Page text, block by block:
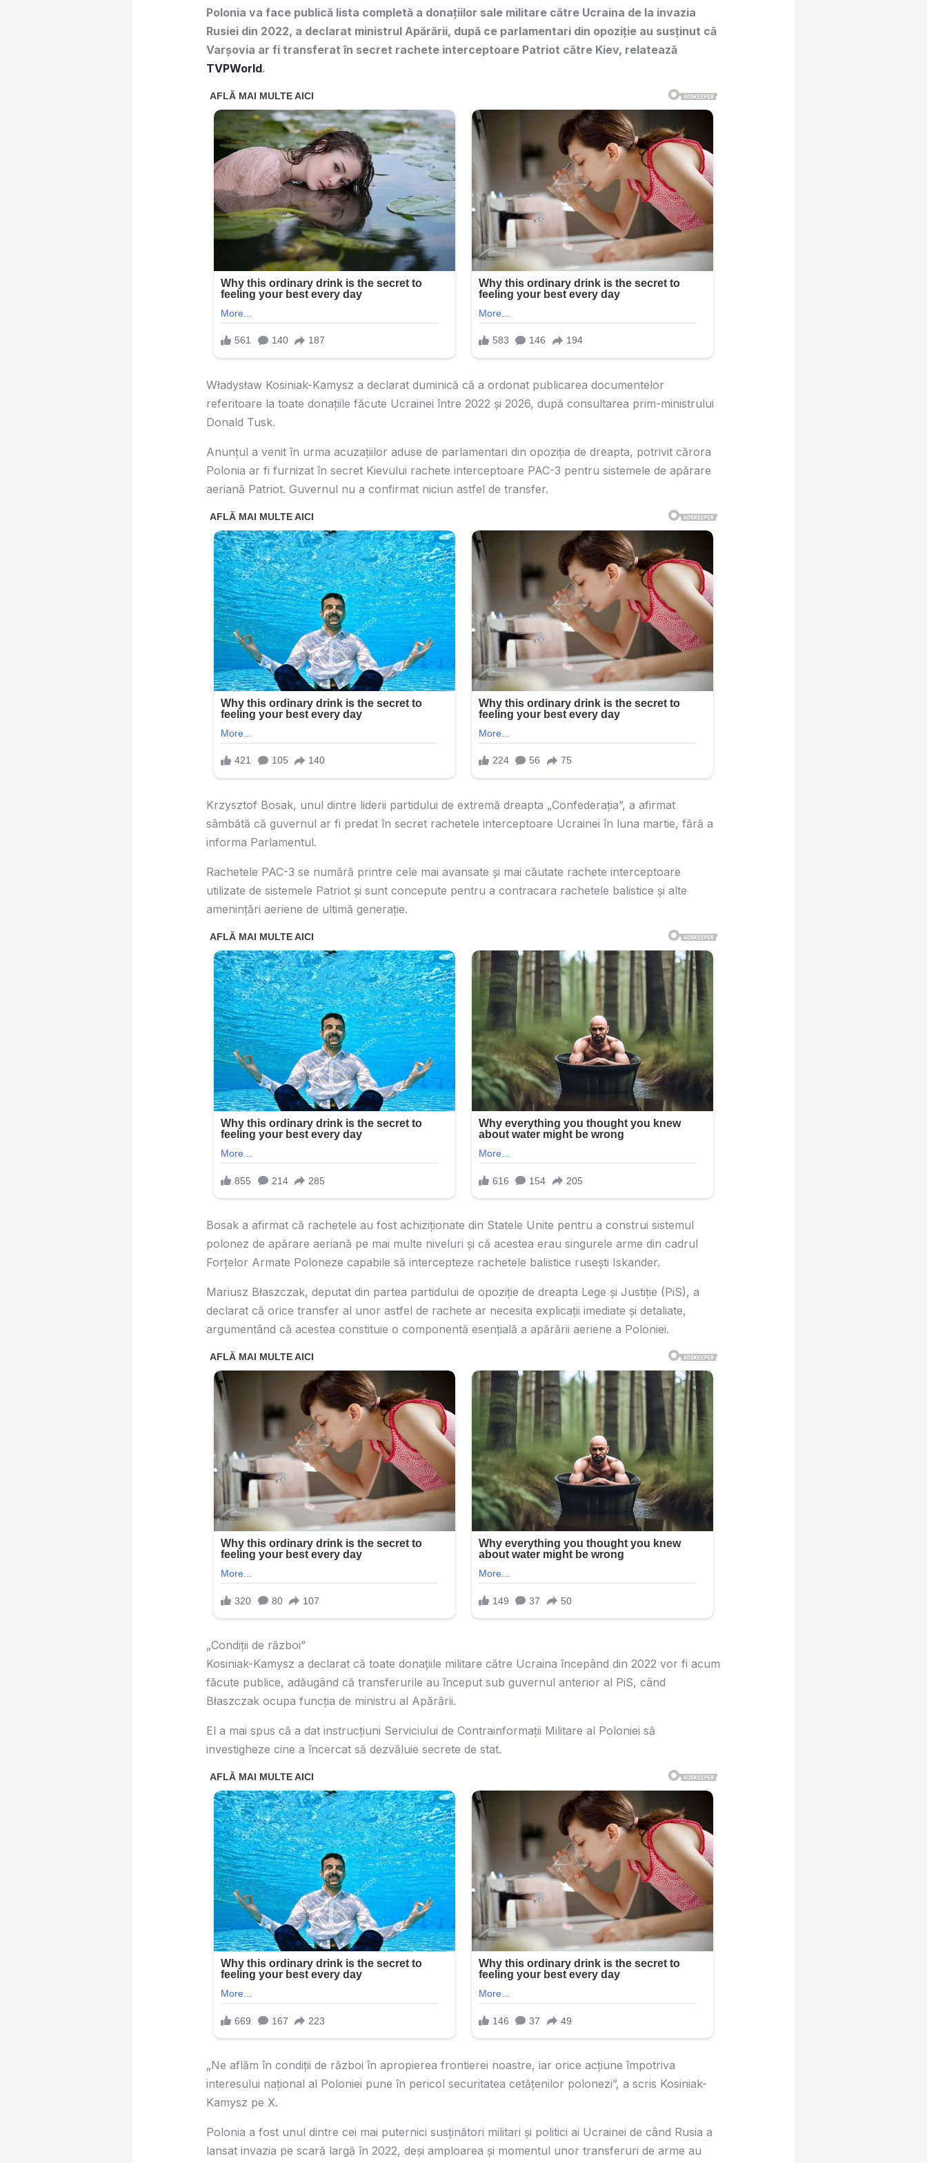
Polonia va face publică lista completă a donațiilor sale militare către Ucraina de la invazia
Rusiei din 2022, a declarat ministrul Apărării, după ce parlamentari din opoziție au susținut că
Varșovia ar fi transferat în secret rachete interceptoare Patriot către Kiev, relatează
TVPWorld.
Władysław Kosiniak-Kamysz a declarat duminică că a ordonat publicarea documentelor
referitoare la toate donațiile făcute Ucrainei între 2022 și 2026, după consultarea prim-ministrului
Donald Tusk.
Anunțul a venit în urma acuzațiilor aduse de parlamentari din opoziția de dreapta, potrivit cărora
Polonia ar fi furnizat în secret Kievului rachete interceptoare PAC-3 pentru sistemele de apărare
aeriană Patriot. Guvernul nu a confirmat niciun astfel de transfer.
Krzysztof Bosak, unul dintre liderii partidului de extremă dreapta „Confederația”, a afirmat
sâmbătă că guvernul ar fi predat în secret rachetele interceptoare Ucrainei în luna martie, fără a
informa Parlamentul.
Rachetele PAC-3 se numără printre cele mai avansate și mai căutate rachete interceptoare
utilizate de sistemele Patriot și sunt concepute pentru a contracara rachetele balistice și alte
amenințări aeriene de ultimă generație.
Bosak a afirmat că rachetele au fost achiziționate din Statele Unite pentru a construi sistemul
polonez de apărare aeriană pe mai multe niveluri și că acestea erau singurele arme din cadrul
Forțelor Armate Poloneze capabile să intercepteze rachetele balistice rusești Iskander.
Mariusz Błaszczak, deputat din partea partidului de opoziție de dreapta Lege și Justiție (PiS), a
declarat că orice transfer al unor astfel de rachete ar necesita explicații imediate și detaliate,
argumentând că acestea constituie o componentă esențială a apărării aeriene a Poloniei.
„Condiții de război”
Kosiniak-Kamysz a declarat că toate donațiile militare către Ucraina începând din 2022 vor fi acum
făcute publice, adăugând că transferurile au început sub guvernul anterior al PiS, când
Błaszczak ocupa funcția de ministru al Apărării.
El a mai spus că a dat instrucțiuni Serviciului de Contrainformații Militare al Poloniei să
investigheze cine a încercat să dezvăluie secrete de stat.
„Ne aflăm în condiții de război în apropierea frontierei noastre, iar orice acțiune împotriva
interesului național al Poloniei pune în pericol securitatea cetățenilor polonezi”, a scris Kosiniak-
Kamysz pe X.
Polonia a fost unul dintre cei mai puternici susținători militari și politici ai Ucrainei de când Rusia a
lansat invazia pe scară largă în 2022, deși amploarea și momentul unor transferuri de arme au